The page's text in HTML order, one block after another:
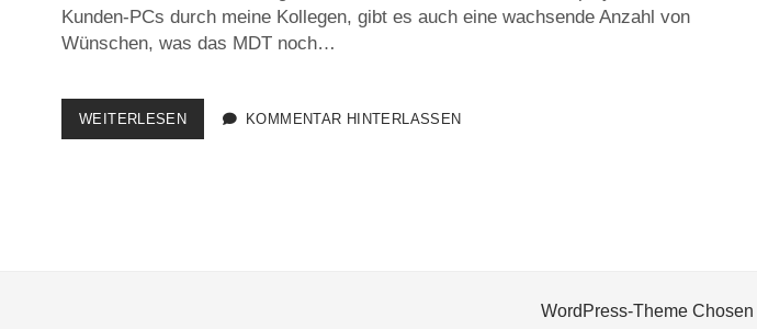
Kunden-PCs durch meine Kollegen, gibt es auch eine wachsende Anzahl von
Wünschen, was das MDT noch…
WEITERLESENMDT:
POWERSHELL-
KOMMENTAR HINTERLASSEN
WordPress-Theme Chosen